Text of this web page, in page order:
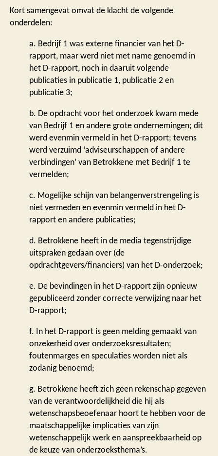
Kort samengevat omvat de klacht de volgende
onderdelen:
a. Bedrijf 1 was externe financier van het D-
rapport, maar werd niet met name genoemd in
het D-rapport, noch in daaruit volgende
publicaties in publicatie 1, publicatie 2 en
publicatie 3;
b. De opdracht voor het onderzoek kwam mede
van Bedrijf 1 en andere grote ondernemingen; dit
werd evenmin vermeld in het D-rapport; tevens
werd verzuimd ‘adviseurschappen of andere
verbindingen’ van Betrokkene met Bedrijf 1 te
vermelden;
c. Mogelijke schijn van belangenverstrengeling is
niet vermeden en evenmin vermeld in het D-
rapport en andere publicaties;
d. Betrokkene heeft in de media tegenstrijdige
uitspraken gedaan over (de
opdrachtgevers/financiers) van het D-onderzoek;
e. De bevindingen in het D-rapport zijn opnieuw
gepubliceerd zonder correcte verwijzing naar het
D-rapport;
f. In het D-rapport is geen melding gemaakt van
onzekerheid over onderzoeksresultaten;
foutenmarges en speculaties worden niet als
zodanig benoemd;
g. Betrokkene heeft zich geen rekenschap gegeven
van de verantwoordelijkheid die hij als
wetenschapsbeoefenaar hoort te hebben voor de
maatschappelijke implicaties van zijn
wetenschappelijk werk en aanspreekbaarheid op
de keuze van onderzoeksthema’s.